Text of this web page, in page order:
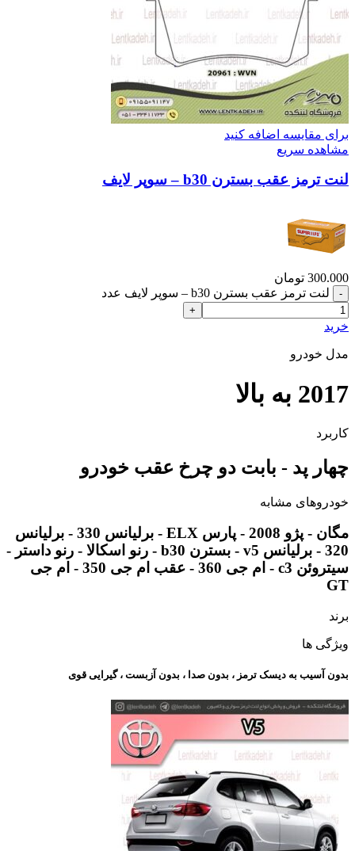
برای مقایسه اضافه کنید
مشاهده سریع
لنت ترمز عقب بسترن b30 – سوپر لایف
300.000 تومان
لنت ترمز عقب بسترن b30 – سوپر لایف عدد
خرید
مدل خودرو
2017 به بالا
کاربرد
چهار پد - بابت دو چرخ عقب خودرو
خودروهای مشابه
مگان - پژو 2008 - پارس ELX - برلیانس 330 - برلیانس
320 - برلیانس v5 - بسترن b30 - رنو اسکالا - رنو داستر -
سیتروئن c3 - ام جی 360 - عقب ام جی 350 - ام جی
GT
برند
ویژگی ها
بدون آسیب به دیسک ترمز ، بدون صدا ، بدون آزبست ، گیرایی قوی​